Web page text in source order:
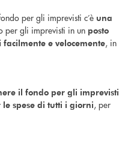
per gli imprevisti c’è una
per gli imprevisti in un posto
e velocemente, in
il fondo per gli imprevisti
spese di tutti i giorni, per